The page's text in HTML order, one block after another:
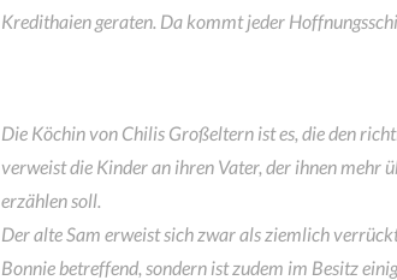
Kredithaien geraten. Da kommt jeder
Die Köchin von Chilis Großeltern ist es, die den
verweist die Kinder an ihren Vater, der ihnen mehr
erzählen soll.
Der alte Sam erweist sich zwar als ziemlich
Bonnie betreffend, sondern ist zudem im Besitz